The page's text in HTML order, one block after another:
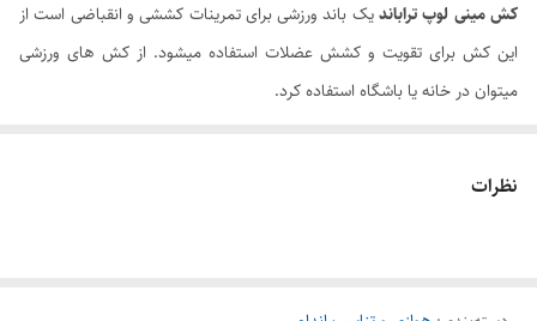
کش مینی لوپ تراباندیک باند ورزشی برای تمرینات کششی و انقباضی است از
این کش برای تقویت و کشش عضلات استفاده میشود. از کش های ورزشی
میتوان در خانه یا باشگاه استفاده کرد.
بانوان به طور گسترده از این کش استفاده می شود و همچنین در فیزیوتراپی و
نظرات